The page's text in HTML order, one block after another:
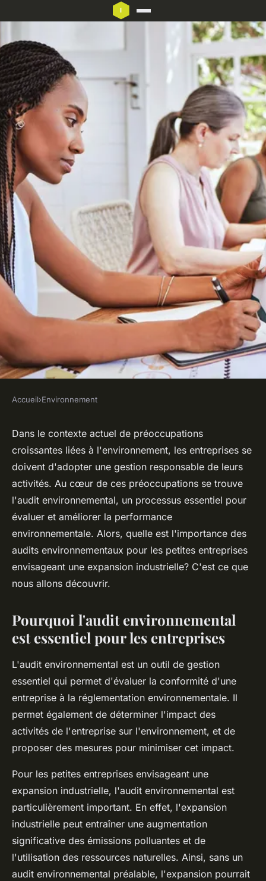
Quelle est l'importance des
audits environnementaux
pour les petites entreprises
avant des expansions
industrielles ?
Accueil›Environnement
Dans le contexte actuel de préoccupations
croissantes liées à l'environnement, les entreprises se
doivent d'adopter une gestion responsable de leurs
activités. Au cœur de ces préoccupations se trouve
l'audit environnemental, un processus essentiel pour
évaluer et améliorer la performance
environnementale. Alors, quelle est l'importance des
audits environnementaux pour les petites entreprises
envisageant une expansion industrielle? C'est ce que
nous allons découvrir.
Pourquoi l'audit environnemental
est essentiel pour les entreprises
L'audit environnemental est un outil de gestion
essentiel qui permet d'évaluer la conformité d'une
entreprise à la réglementation environnementale. Il
permet également de déterminer l'impact des
activités de l'entreprise sur l'environnement, et de
proposer des mesures pour minimiser cet impact.
Pour les petites entreprises envisageant une
expansion industrielle, l'audit environnemental est
particulièrement important. En effet, l'expansion
industrielle peut entraîner une augmentation
significative des émissions polluantes et de
l'utilisation des ressources naturelles. Ainsi, sans un
audit environnemental préalable, l'expansion pourrait